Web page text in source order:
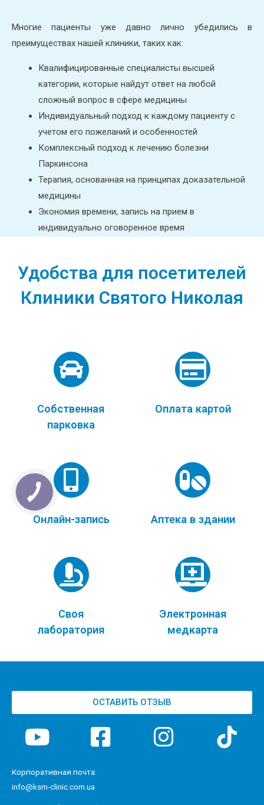
Многие пациенты уже давно лично убедились в
преимуществах нашей клиники, таких как:
Квалифицированные специалисты высшей
категории, которые найдут ответ на любой
сложный вопрос в сфере медицины
Индивидуальный подход к каждому пациенту с
учетом его пожеланий и особенностей
Комплексный подход к лечению болезни
Паркинсона
Терапия, основанная на принципах доказательной
медицины
Экономия времени, запись на прием в
индивидуально оговоренное время
Удобства для посетителей
Клиники Святого Николая
Собственная
парковка
Оплата картой
Онлайн-запись Аптека в здании
Своя
лаборатория
Электронная
медкарта
ОСТАВИТЬ ОТЗЫВ
Корпоративная почта:
info@ksm-clinic.com.ua